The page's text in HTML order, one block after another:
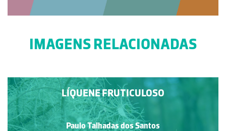
IMAGENS RELACIONADAS
LÍQUENE FRUTICULOSO
Paulo Talhadas dos Santos